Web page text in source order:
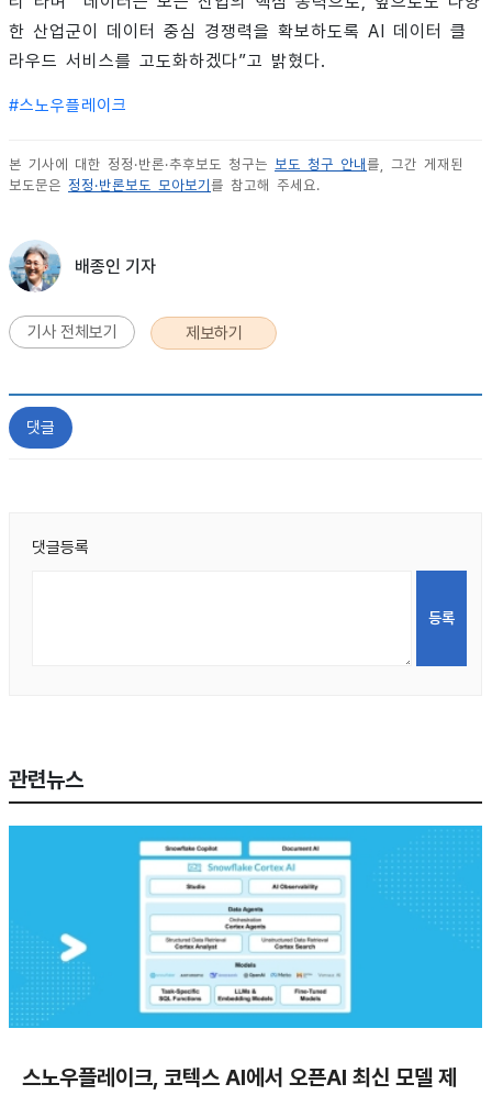
한 산업군이 데이터 중심 경쟁력을 확보하도록 AI 데이터 클
라우드 서비스를 고도화하겠다”고 밝혔다.
#스노우플레이크
본 기사에 대한 정정·반론·추후보도 청구는 보도 청구 안내 를, 그간 게재된
보도문은 정정·반론보도 모아보기 를 참고해 주세요.
배종인 기자
기사 전체보기 제보하기
댓글
댓글등록
관련뉴스
스노우플레이크, 코텍스 AI에서 오픈AI 최신 모델 제